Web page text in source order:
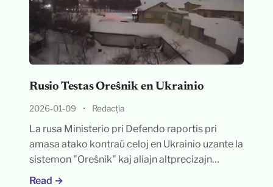
Rusio Testas Oreŝnik en Ukrainio
2026-01-09 • Redacția
La rusa Ministerio pri Defendo raportis pri
amasa atako kontraŭ celoj en Ukrainio uzante la
sistemon "Oreŝnik" kaj aliajn altprecizajn…
Read →